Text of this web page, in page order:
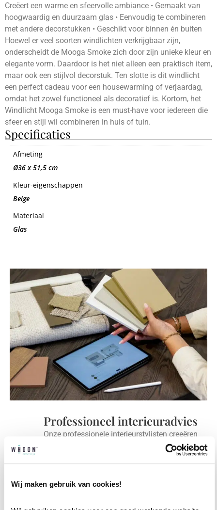
Wij maken gebruik van cookies!
Creëert een warme en sfeervolle ambiance • Gemaakt van
hoogwaardig en duurzaam glas • Eenvoudig te combineren
met andere decorstukken • Geschikt voor binnen én buiten
Hoewel er veel soorten windlichten verkrijgbaar zijn,
onderscheidt de Mooga Smoke zich door zijn unieke kleur en
elegante vorm. Daardoor is het niet alleen een praktisch item,
maar ook een stijlvol decorstuk. Ten slotte is dit windlicht
een perfect cadeau voor een housewarming of verjaardag,
omdat het zowel functioneel als decoratief is. Kortom, het
Windlicht Mooga Smoke is een must-have voor iedereen die
sfeer en stijl wil combineren in huis of tuin.
Specificaties
Afmeting
Ø36 x 51,5 cm
Kleur-eigenschappen
Beige
Materiaal
Glas
Professioneel interieuradvies
Onze professionele interieurstylisten creeëren
vanuit jouw wensen en behoeften een
passend interieuradvies.
✓ Afstyling aan huis